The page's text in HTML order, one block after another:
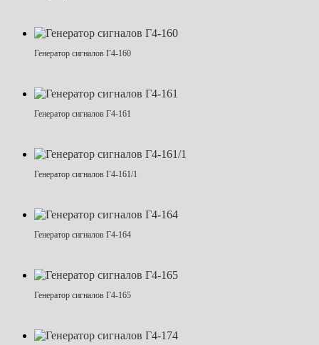
Генератор сигналов Г4-160
Генератор сигналов Г4-161
Генератор сигналов Г4-161/1
Генератор сигналов Г4-164
Генератор сигналов Г4-165